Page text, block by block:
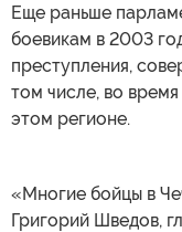
Еще раньше
боевикам в 2003
преступления,
том числе, во
этом регионе.
«Многие бойцы в
Григорий Шведов,